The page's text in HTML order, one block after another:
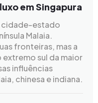
em Singapura
cidade-estado
Malaia.
fronteiras, mas a
sul da maior
influências
chinesa e indiana.